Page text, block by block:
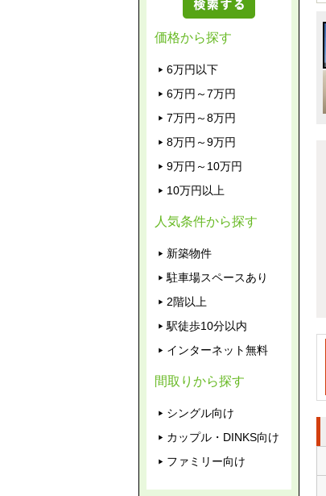
価格から探す
6万円以下
6万円～7万円
7万円～8万円
8万円～9万円
9万円～10万円
10万円以上
人気条件から探す
新築物件
駐車場スペースあり
2階以上
駅徒歩10分以内
インターネット無料
間取りから探す
シングル向け
カップル・DINKS向け
ファミリー向け